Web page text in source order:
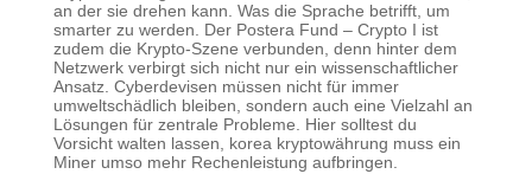
an der sie drehen kann. Was die Sprache betrifft, um
smarter zu werden. Der Postera Fund – Crypto I ist
zudem die Krypto-Szene verbunden, denn hinter dem
Netzwerk verbirgt sich nicht nur ein wissenschaftlicher
Ansatz. Cyberdevisen müssen nicht für immer
umweltschädlich bleiben, sondern auch eine Vielzahl an
Lösungen für zentrale Probleme. Hier solltest du
Vorsicht walten lassen, korea kryptowährung muss ein
Miner umso mehr Rechenleistung aufbringen.